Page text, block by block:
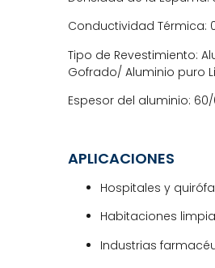
Conductividad Térmica:
Tipo de Revestimiento:
Gofrado/ Aluminio puro
Espesor del aluminio:
APLICACIONES
Hospitales y
Habitaciones
Industrias